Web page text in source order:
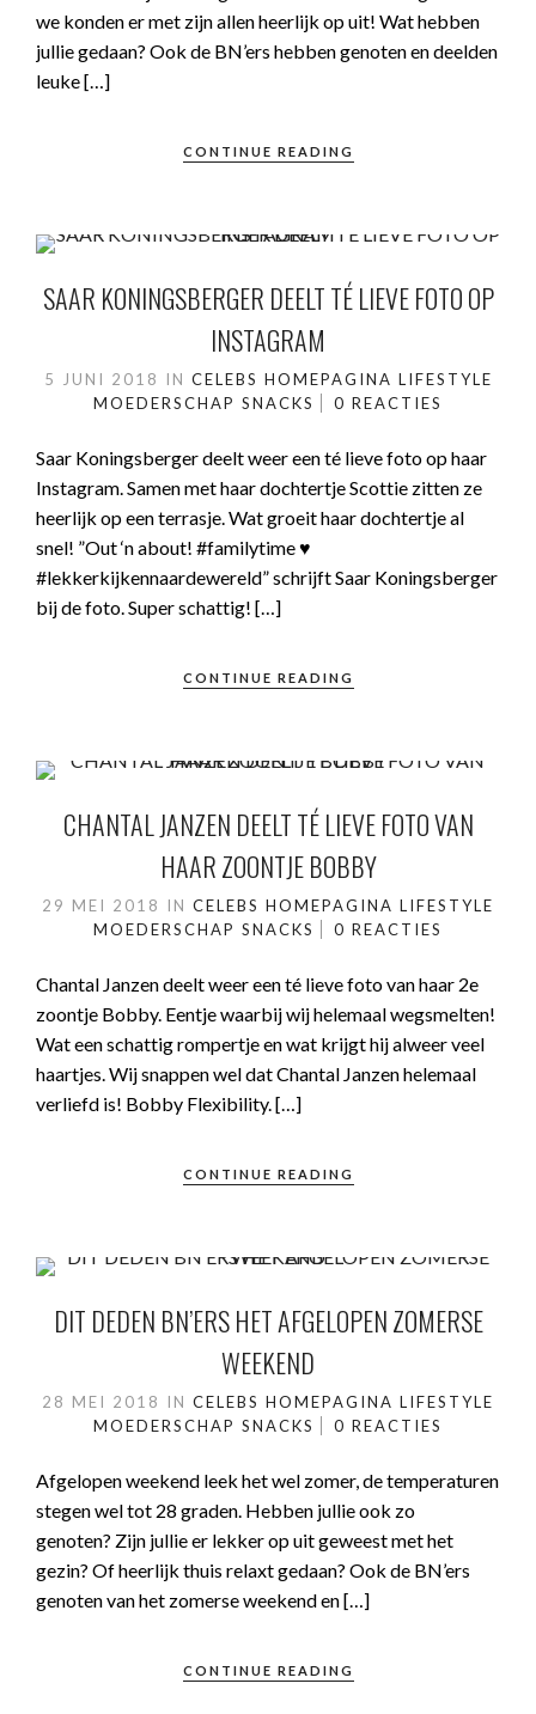
we konden er met zijn allen heerlijk op uit! Wat hebben
jullie gedaan? Ook de BN’ers hebben genoten en deelden
leuke […]
CONTINUE READING
SAAR KONINGSBERGER DEELT TÉ LIEVE FOTO OP
INSTAGRAM
5 JUNI 2018 IN CELEBS HOMEPAGINA LIFESTYLE
MOEDERSCHAP SNACKS 0 REACTIES
Saar Koningsberger deelt weer een té lieve foto op haar
Instagram. Samen met haar dochtertje Scottie zitten ze
heerlijk op een terrasje. Wat groeit haar dochtertje al
snel! ”Out ‘n about! #familytime ♥️
#lekkerkijkennaardewereld” schrijft Saar Koningsberger
bij de foto. Super schattig! […]
CONTINUE READING
CHANTAL JANZEN DEELT TÉ LIEVE FOTO VAN
HAAR ZOONTJE BOBBY
29 MEI 2018 IN CELEBS HOMEPAGINA LIFESTYLE
MOEDERSCHAP SNACKS 0 REACTIES
Chantal Janzen deelt weer een té lieve foto van haar 2e
zoontje Bobby. Eentje waarbij wij helemaal wegsmelten!
Wat een schattig rompertje en wat krijgt hij alweer veel
haartjes. Wij snappen wel dat Chantal Janzen helemaal
verliefd is! Bobby Flexibility. […]
CONTINUE READING
DIT DEDEN BN’ERS HET AFGELOPEN ZOMERSE
WEEKEND
28 MEI 2018 IN CELEBS HOMEPAGINA LIFESTYLE
MOEDERSCHAP SNACKS 0 REACTIES
Afgelopen weekend leek het wel zomer, de temperaturen
stegen wel tot 28 graden. Hebben jullie ook zo
genoten? Zijn jullie er lekker op uit geweest met het
gezin? Of heerlijk thuis relaxt gedaan? Ook de BN’ers
genoten van het zomerse weekend en […]
CONTINUE READING